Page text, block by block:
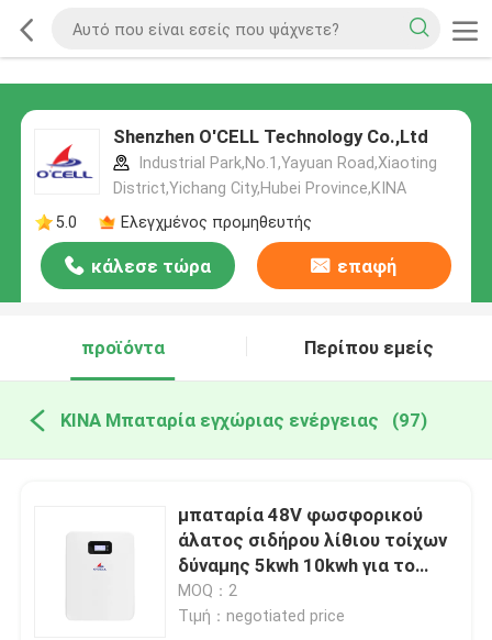
Shenzhen O'CELL Technology Co.,Ltd
Industrial Park,No.1,Yayuan Road,Xiaoting
District,Yichang City,Hubei Province,ΚΙΝΑ
5.0
Ελεγχμένος προμηθευτής
κάλεσε τώρα επαφή
προϊόντα Περίπου εμείς
ΚΙΝΑ Μπαταρία εγχώριας ενέργειας (97)
μπαταρία 48V φωσφορικού
άλατος σιδήρου λίθιου τοίχων
δύναμης 5kwh 10kwh για το
σταθμό εγχώριας παραγωγής
ηλεκτρικού ρεύματος
MOQ：2
Τιμή：negotiated price